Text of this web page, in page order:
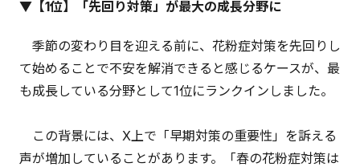
▼【1位】「先回り対策」が最大の成長分野に
季節の変わり目を迎える前に、花粉症対策を先回りし
て始めることで不安を解消できると感じるケースが、最
も成長している分野として1位にランクインしました。
この背景には、X上で「早期対策の重要性」を訴える
声が増加していることがあります。「春の花粉症対策は